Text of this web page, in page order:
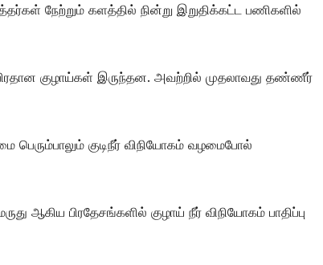
நேற்றும் களத்தில் நின்று இறுதிக்கட்ட பணிகளில்
குழாய்கள் இருந்தன. அவற்றில் முதலாவது தண்ணீர்
பெரும்பாலும் குடிநீர் விநியோகம் வழமைபோல்
ஆகிய பிரதேசங்களில் குழாய் நீர் விநியோகம் பாதிப்பு